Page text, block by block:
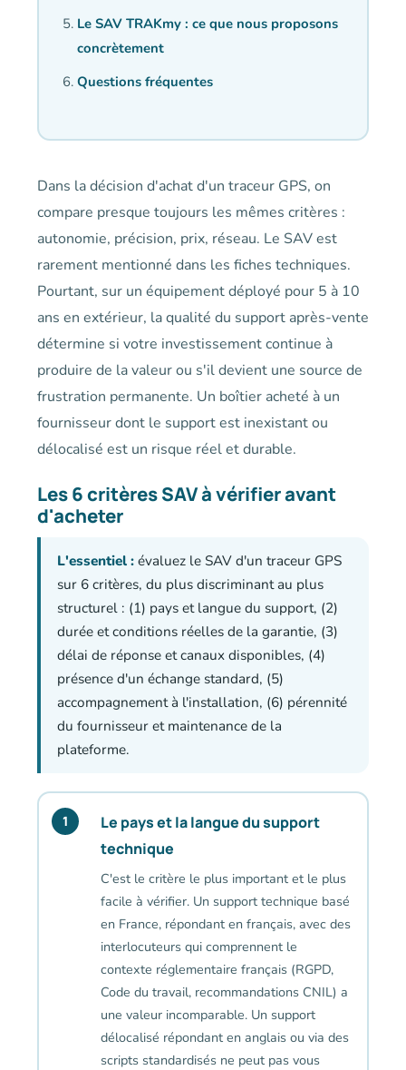
Le SAV TRAKmy : ce que nous proposons
concrètement
Questions fréquentes
Dans la décision d'achat d'un traceur GPS, on
compare presque toujours les mêmes critères :
autonomie, précision, prix, réseau. Le SAV est
rarement mentionné dans les fiches techniques.
Pourtant, sur un équipement déployé pour 5 à 10
ans en extérieur, la qualité du support après-vente
détermine si votre investissement continue à
produire de la valeur ou s'il devient une source de
frustration permanente. Un boîtier acheté à un
fournisseur dont le support est inexistant ou
délocalisé est un risque réel et durable.
Les 6 critères SAV à vérifier avant
d'acheter
L'essentiel :évaluez le SAV d'un traceur GPS
sur 6 critères, du plus discriminant au plus
structurel : (1) pays et langue du support, (2)
durée et conditions réelles de la garantie, (3)
délai de réponse et canaux disponibles, (4)
présence d'un échange standard, (5)
accompagnement à l'installation, (6) pérennité
du fournisseur et maintenance de la
plateforme.
1
Le pays et la langue du support
technique
C'est le critère le plus important et le plus
facile à vérifier. Un support technique basé
en France, répondant en français, avec des
interlocuteurs qui comprennent le
contexte réglementaire français (RGPD,
Code du travail, recommandations CNIL) a
une valeur incomparable. Un support
délocalisé répondant en anglais ou via des
scripts standardisés ne peut pas vous